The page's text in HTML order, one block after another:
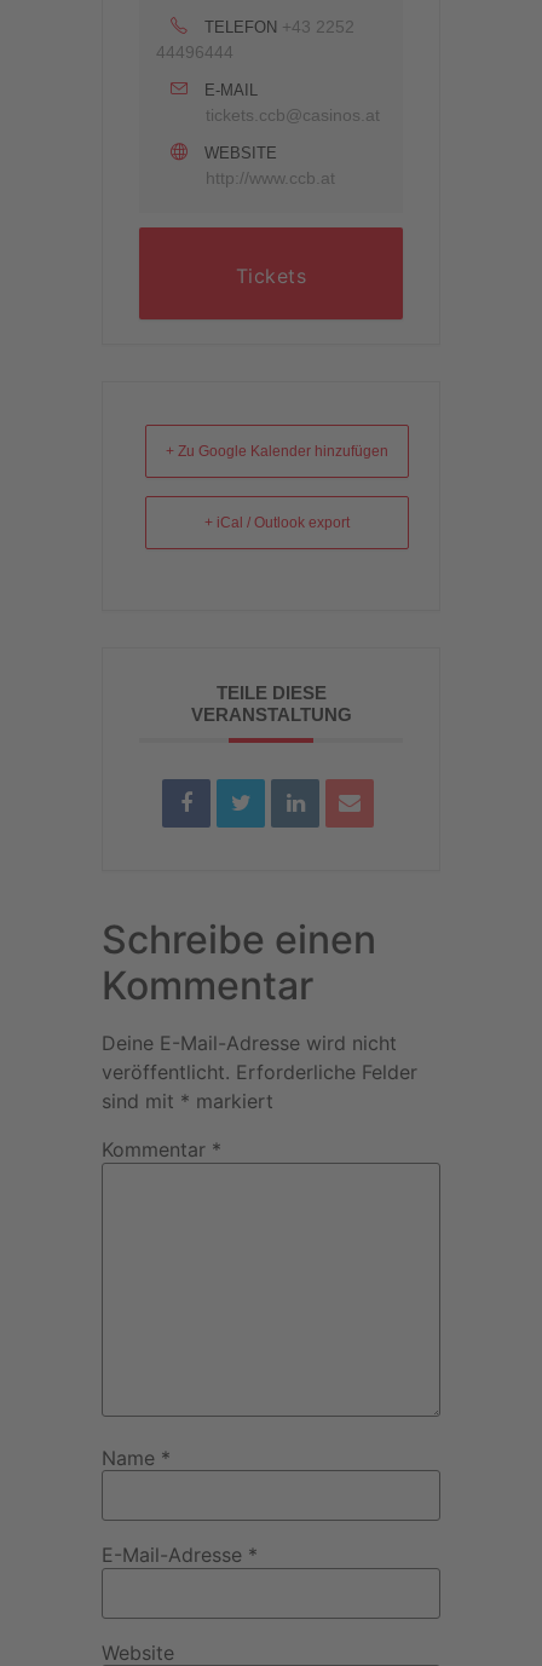
TELEFON +43 2252
44496444
E-MAIL
tickets.ccb@casinos.at
WEBSITE
http://www.ccb.at
Tickets
+ Zu Google Kalender hinzufügen
+ iCal / Outlook export
TEILE DIESE
VERANSTALTUNG
Schreibe einen
Kommentar
Deine E-Mail-Adresse wird nicht
veröffentlicht. Erforderliche Felder
sind mit * markiert
Kommentar *
Name *
E-Mail-Adresse *
Website